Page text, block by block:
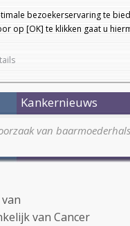
bezoekerservaring te
op [OK] te klikken gaat u
Kankernieuws
van
van Cancer